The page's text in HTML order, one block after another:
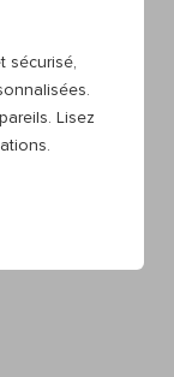
sécurisé,
Lisez